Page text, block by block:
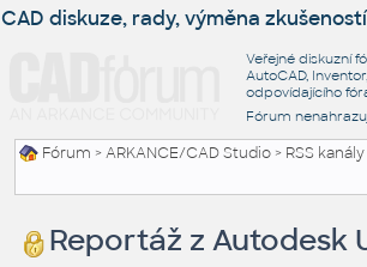
CAD diskuze, rady, výměna zkušeností
Veřejné diskuzní
AutoCAD,
odpovídajícího
Fórum
Fórum >ARKANCE/CAD Studio> RSS kanály
Reportáž z Autodesk